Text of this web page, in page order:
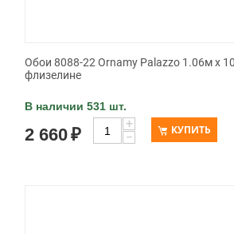
Обои 8088-22 Ornamy Palazzo 1.06м x
флизелине
В наличии 531 шт.
2 660₽
+
−
КУПИТЬ